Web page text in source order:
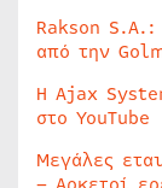
Rakson
από την
Η Ajax
στο YouTube
Μεγάλες